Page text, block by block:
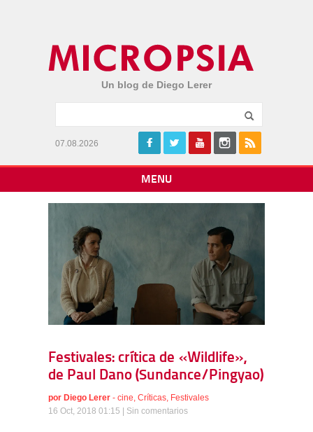
Un blog de Diego Lerer
07.08.2026
MENU
Festivales: crítica de «Wildlife»,
de Paul Dano (Sundance/Pingyao)
por Diego Lerer - cine, Críticas, Festivales
16 Oct, 2018 01:15 | Sin comentarios